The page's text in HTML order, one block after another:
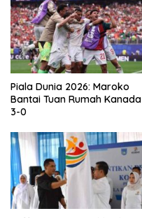
Piala Dunia 2026: Maroko
Bantai Tuan Rumah Kanada
3-0